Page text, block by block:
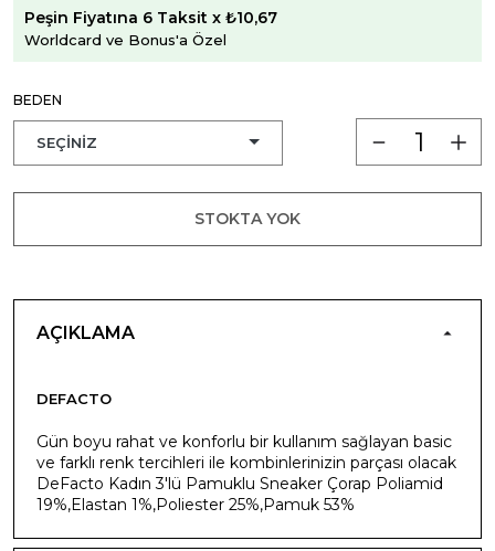
Peşin Fiyatına 6 Taksit x ₺10,67
Worldcard ve Bonus'a Özel
BEDEN
STOKTA YOK
AÇIKLAMA
DEFACTO
Gün boyu rahat ve konforlu bir kullanım sağlayan basic
ve farklı renk tercihleri ile kombinlerinizin parçası olacak
DeFacto Kadın 3'lü Pamuklu Sneaker Çorap Poliamid
19%,Elastan 1%,Poliester 25%,Pamuk 53%